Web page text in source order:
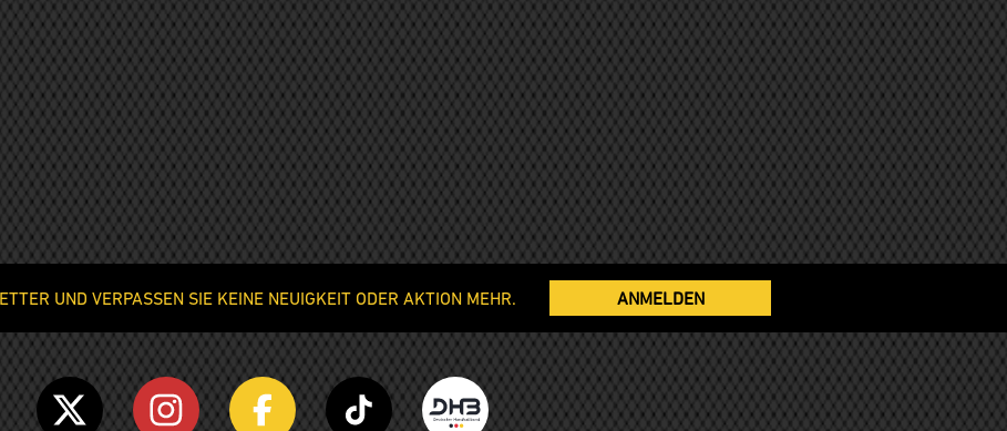
UND VERPASSEN SIE KEINE NEUIGKEIT ODER AKTION MEHR. ANMELDEN